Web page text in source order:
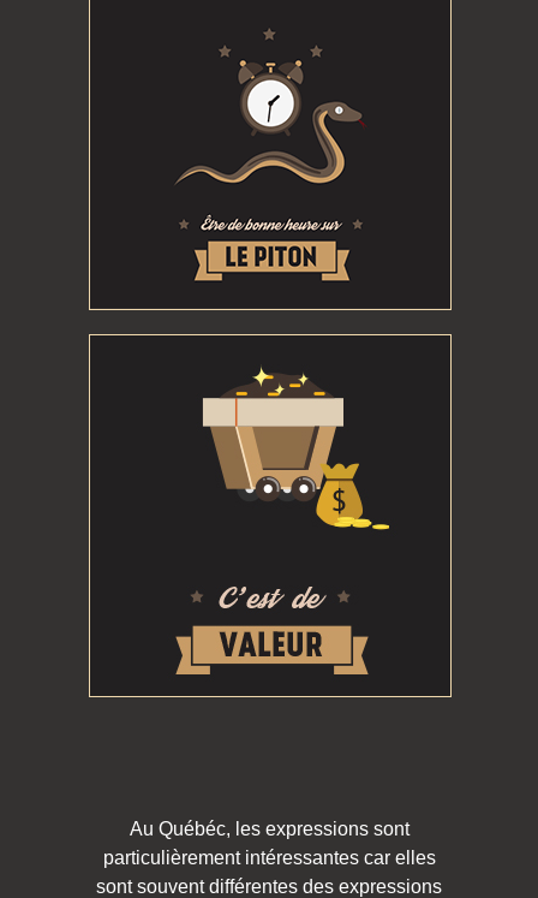
Au Québéc, les expressions sont
particulièrement intéressantes car elles
sont souvent différentes des expressions